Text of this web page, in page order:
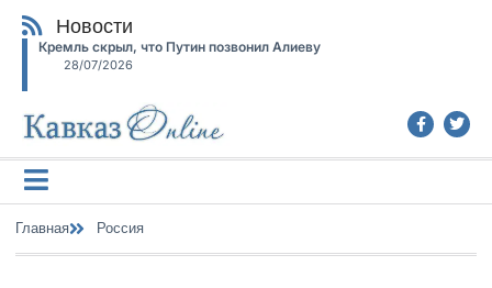
Новости
Кремль скрыл, что Путин позвонил Алиеву
28/07/2026
Главная Россия